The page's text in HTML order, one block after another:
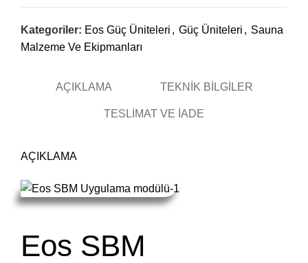
Kategoriler: Eos Güç Üniteleri , Güç Üniteleri , Sauna
Malzeme Ve Ekipmanları
AÇIKLAMA
TESLİMAT VE İADE
TEKNIK BILGILER
AÇIKLAMA
Eos SBM